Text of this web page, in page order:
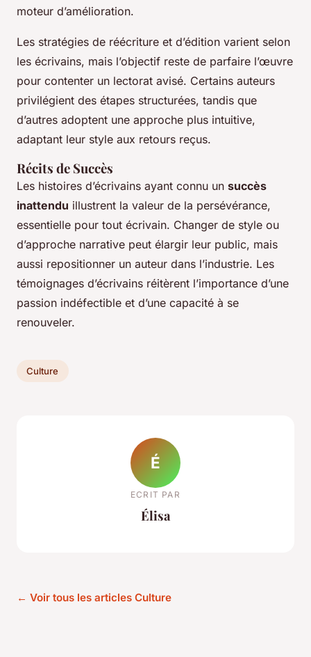
moteur d’amélioration.
Les stratégies de réécriture et d’édition varient selon
les écrivains, mais l’objectif reste de parfaire l’œuvre
pour contenter un lectorat avisé. Certains auteurs
privilégient des étapes structurées, tandis que
d’autres adoptent une approche plus intuitive,
adaptant leur style aux retours reçus.
Récits de Succès
Les histoires d’écrivains ayant connu un succès
inattendu illustrent la valeur de la persévérance,
essentielle pour tout écrivain. Changer de style ou
d’approche narrative peut élargir leur public, mais
aussi repositionner un auteur dans l’industrie. Les
témoignages d’écrivains réitèrent l’importance d’une
passion indéfectible et d’une capacité à se
renouveler.
Culture
É
ECRIT PAR
Élisa
← Voir tous les articles Culture